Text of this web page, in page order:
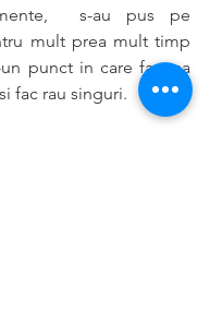
s-au pus pe
mult prea mult timp
punct in care fara sa
fac rau singuri.